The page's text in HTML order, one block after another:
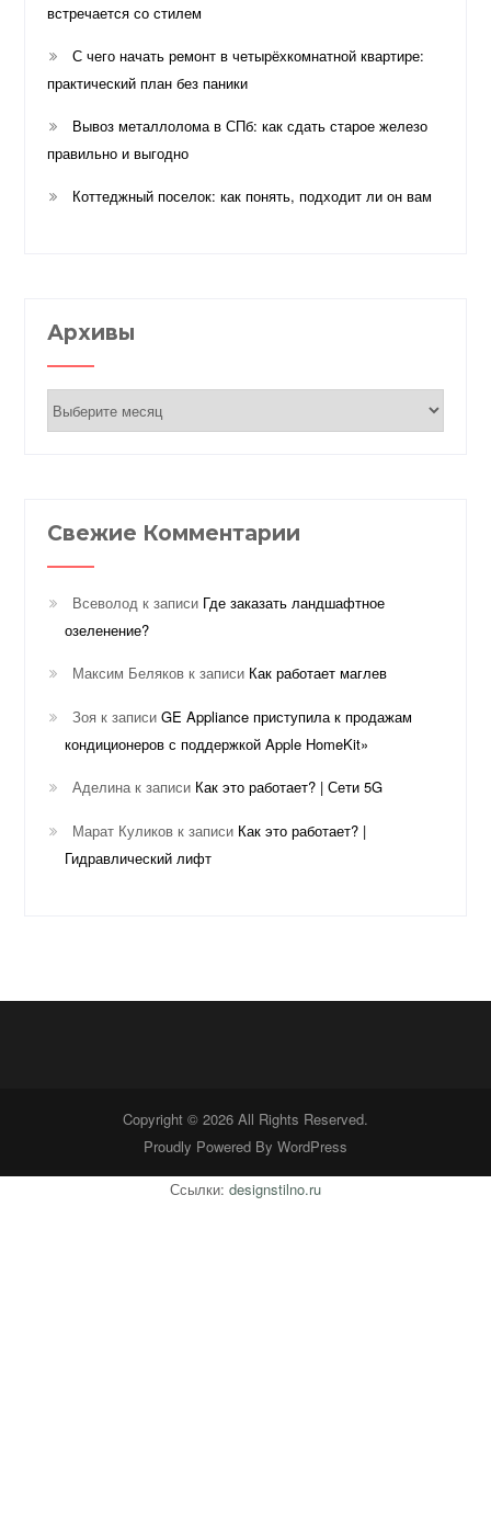
встречается со стилем
С чего начать ремонт в четырёхкомнатной квартире:
практический план без паники
Вывоз металлолома в СПб: как сдать старое железо
правильно и выгодно
Коттеджный поселок: как понять, подходит ли он вам
Архивы
Архивы
Свежие Комментарии
Всеволод к записи Где заказать ландшафтное
озеленение?
Максим Беляков к записи Как работает маглев
Зоя к записиGE Appliance приступила к продажам
кондиционеров с поддержкой Apple HomeKit»
Аделинак записи Как это работает? | Сети 5G
Марат Куликов к записи Как это работает? |
Гидравлический лифт
Copyright © 2026 All Rights Reserved.
Proudly Powered By WordPress
Ссылки: designstilno.ru